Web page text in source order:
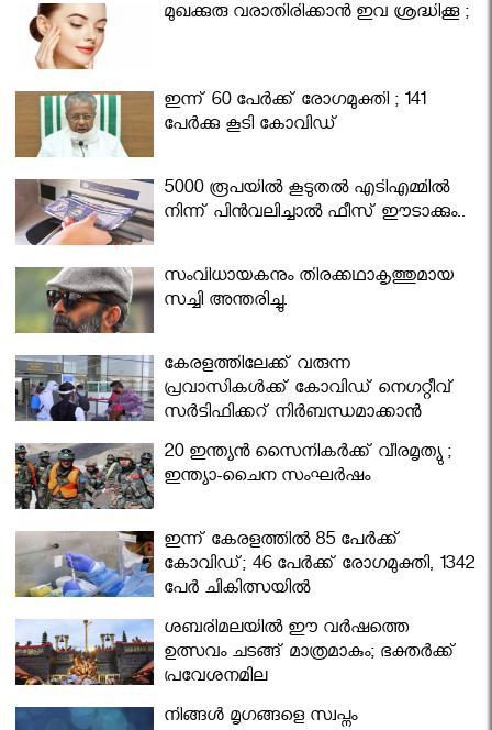
മുഖക്കുരു വരാതിരിക്കാന്‍ ഇവ ശ്രദ്ധിക്കൂ ;
ഇന്ന് 60 പേർക്ക് രോഗമുക്തി ; 141
പേര്‍ക്കു കൂടി കോവിഡ്
5000 രൂപയിൽ കൂടുതൽ എടിഎമ്മിൽ
നിന്ന് പിൻവലിച്ചാൽ ഫീസ് ഈടാക്കും..
സംവിധായകനും തിരക്കഥാകൃത്തുമായ
സച്ചി അന്തരിച്ചു.
കേരളത്തിലേക്ക് വരുന്ന
പ്രവാസികള്‍ക്ക് കോവിഡ് നെഗറ്റീവ്
സര്‍ട്ടിഫിക്കറ്റ് നിർബന്ധമാക്കാൻ
മന്ത്രിസഭ
20 ഇന്ത്യൻ സൈനികർക്ക് വീരമൃത്യു ;
ഇന്ത്യാ-ചൈന സംഘർഷം
ഇന്ന് കേരളത്തിൽ 85 പേർക്ക്
കോവിഡ്; 46 പേർക്ക് രോഗമുക്തി, 1342
പേർ ചികിത്സയിൽ
ശബരിമലയില്‍ ഈ വർഷത്തെ
ഉത്സവം ചടങ്ങ് മാത്രമാകും; ഭക്തർക്ക്
പ്രവേശനമില്ല
നിങ്ങള്‍ മൃഗങ്ങളെ സ്വപ്നം